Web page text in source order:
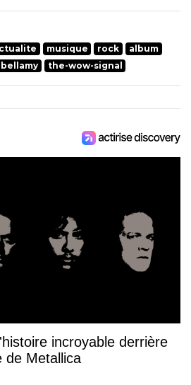
musique rock
album
the-wow-signal
incroyable derrière
de Metallica